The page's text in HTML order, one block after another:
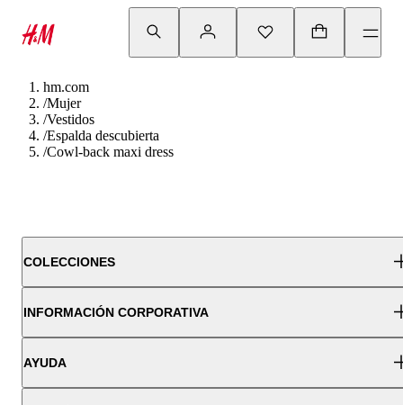
hm.com
/Mujer
/Vestidos
/Espalda descubierta
/Cowl-back maxi dress
COLECCIONES
INFORMACIÓN CORPORATIVA
AYUDA